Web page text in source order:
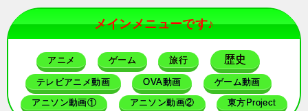
メインメニューです♪
アニメ ゲーム 旅行 歴史
テレビアニメ動画 OVA動画 ゲーム動画
アニソン動画① アニソン動画② 東方Project